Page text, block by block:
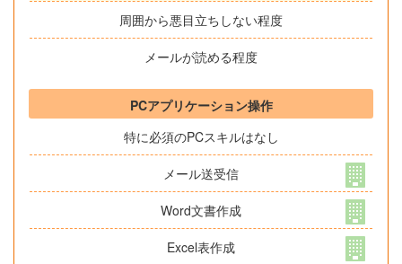
周囲から悪目立ちしない程度
メールが読める程度
PCアプリケーション操作
特に必須のPCスキルはなし
メール送受信
Word文書作成
Excel表作成